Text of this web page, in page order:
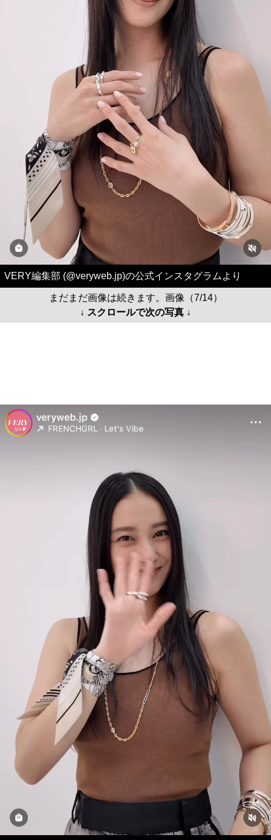
VERY編集部 (@veryweb.jp)の公式インスタグラムより
まだまだ画像は続きます。画像（7/14）
↓ スクロールで次の写真 ↓